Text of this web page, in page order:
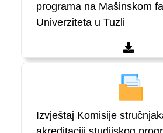
programa na Mašinskom
Univerziteta u Tuzli
Izvještaj Komisije